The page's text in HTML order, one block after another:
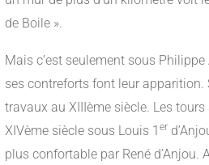
de Boile ».
Mais c’est seulement sous
ses contreforts font leur apparition.
travaux au XIIIème siècle. Les
XIVème siècle sous Louis 1 er
plus confortable par René d’Anjou.